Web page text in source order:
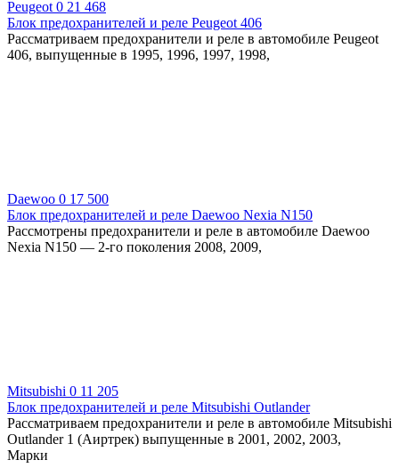
Peugeot 0 21 468
Блок предохранителей и реле Peugeot 406
Рассматриваем предохранители и реле в автомобиле Peugeot
406, выпущенные в 1995, 1996, 1997, 1998,
Daewoo 0 17 500
Блок предохранителей и реле Daewoo Nexia N150
Рассмотрены предохранители и реле в автомобиле Daewoo
Nexia N150 — 2-го поколения 2008, 2009,
Mitsubishi 0 11 205
Блок предохранителей и реле Mitsubishi Outlander
Рассматриваем предохранители и реле в автомобиле Mitsubishi
Outlander 1 (Аиртрек) выпущенные в 2001, 2002, 2003,
Марки